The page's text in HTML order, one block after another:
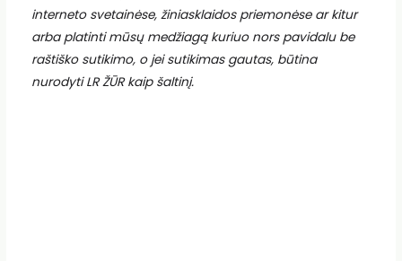
interneto svetainėse, žiniasklaidos priemonėse ar kitur
arba platinti mūsų medžiagą kuriuo nors pavidalu be
raštiško sutikimo, o jei sutikimas gautas, būtina
nurodyti LR ŽŪR kaip šaltinį.